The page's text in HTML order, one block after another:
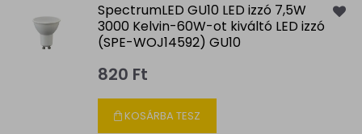
SpectrumLED GU10 LED izzó 7,5W
3000 Kelvin-60W-ot kiváltó LED izzó
(SPE-WOJ14592) GU10
820 Ft
KOSÁRBA TESZ